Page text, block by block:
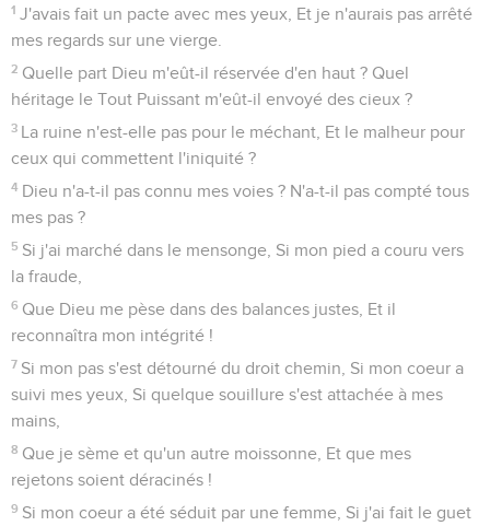
1 J'avais fait un pacte avec mes yeux, Et je n'aurais pas arrêté
mes regards sur une vierge.
2 Quelle part Dieu m'eût-il réservée d'en haut ? Quel
héritage le Tout Puissant m'eût-il envoyé des cieux ?
3 La ruine n'est-elle pas pour le méchant, Et le malheur pour
ceux qui commettent l'iniquité ?
4 Dieu n'a-t-il pas connu mes voies ? N'a-t-il pas compté tous
mes pas ?
5 Si j'ai marché dans le mensonge, Si mon pied a couru vers
la fraude,
6 Que Dieu me pèse dans des balances justes, Et il
reconnaîtra mon intégrité !
7 Si mon pas s'est détourné du droit chemin, Si mon coeur a
suivi mes yeux, Si quelque souillure s'est attachée à mes
mains,
8 Que je sème et qu'un autre moissonne, Et que mes
rejetons soient déracinés !
9 Si mon coeur a été séduit par une femme, Si j'ai fait le guet